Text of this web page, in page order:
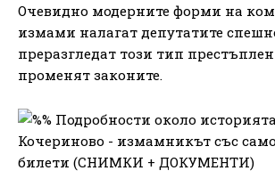
Очевидно модерните форми на
измами налагат депутатите
преразгледат този тип
променят законите.